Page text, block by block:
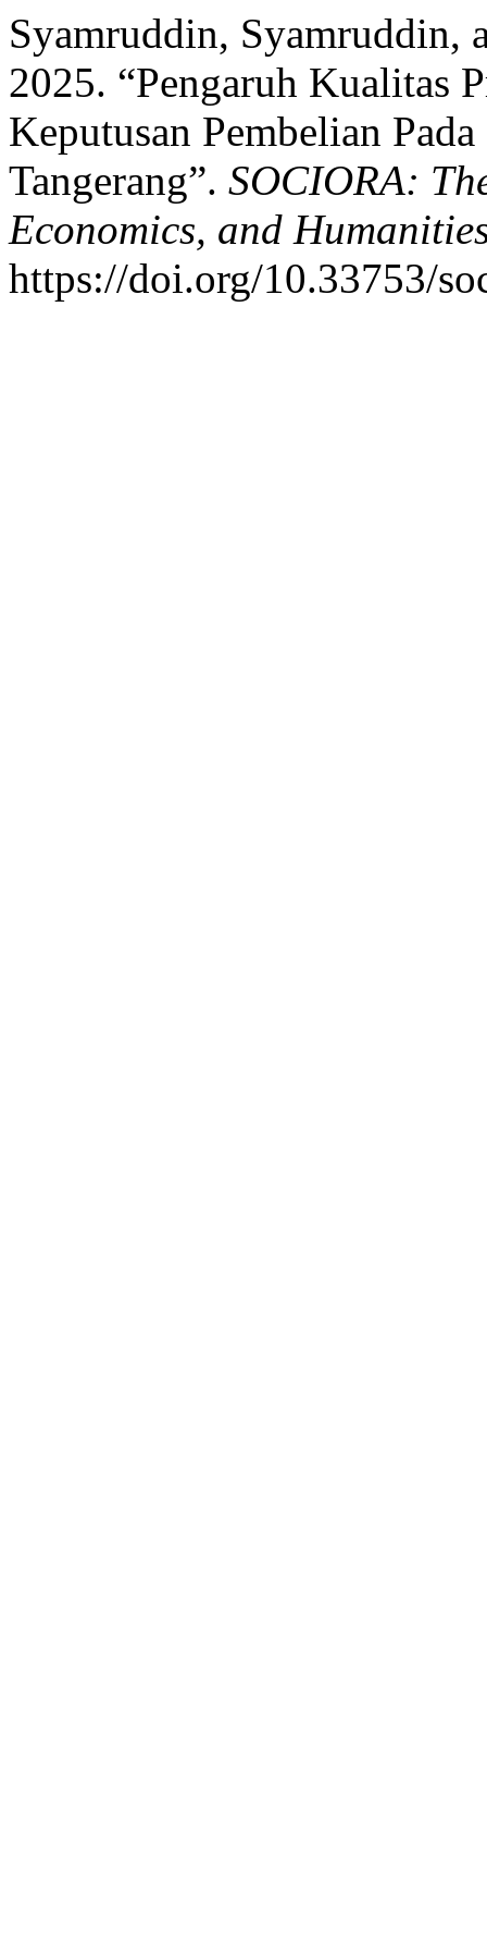
Syamruddin, Syamruddin,
2025. “Pengaruh Kualitas
Keputusan Pembelian
Tangerang”. SOCIORA:
Economics, and
https://doi.org/10.33753/